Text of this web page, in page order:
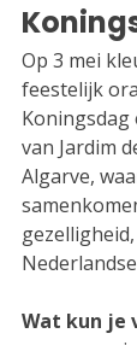
Op 3 mei
feestelijk
Koningsdag
van Jardim
Algarve,
Wat kun je